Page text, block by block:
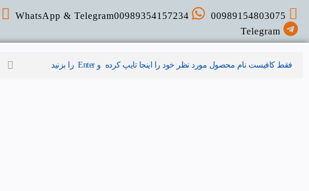
00989154803075
WhatsApp & Telegram00989354157234
Telegram